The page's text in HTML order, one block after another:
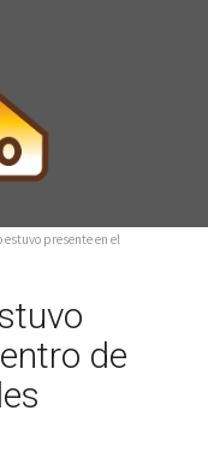
presente en el
de